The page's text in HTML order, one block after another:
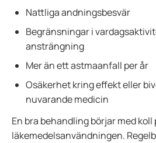
Nattliga andningsbesvär
Begränsningar i
ansträngning
Mer än ett astmaanfall per år
Osäkerhet kring effekt eller
nuvarande medicin
En bra behandling börjar med koll
läkemedelsanvändningen.